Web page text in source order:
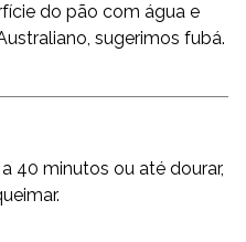
do pão com água e
sugerimos fubá.
40 minutos ou até dourar,